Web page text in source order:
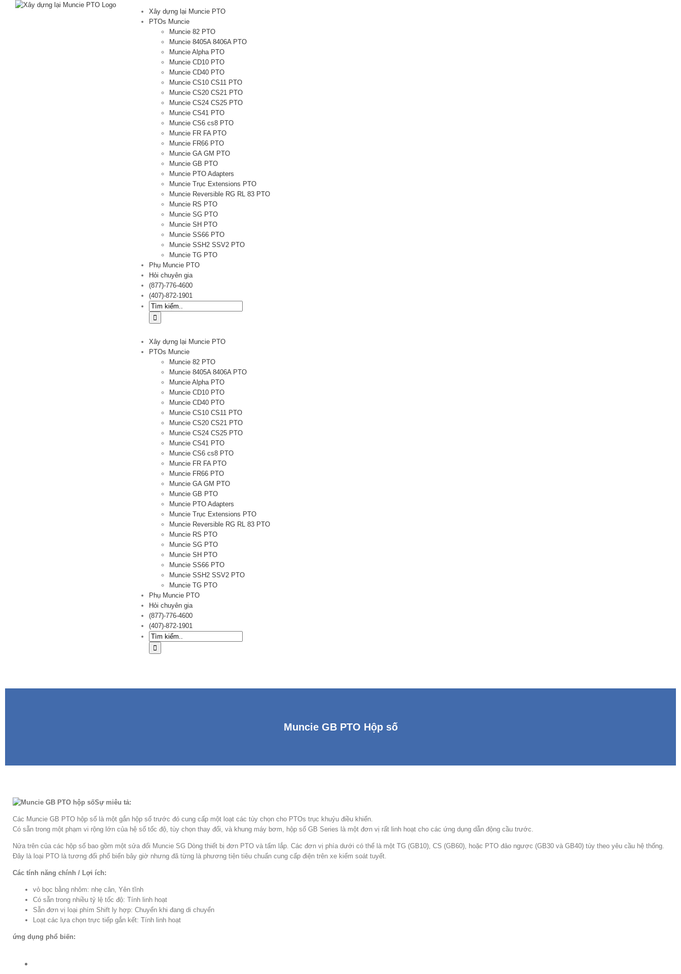
Xây dựng lại Muncie PTO
PTOs Muncie
Muncie 82 PTO
Muncie 8405A 8406A PTO
Muncie Alpha PTO
Muncie CD10 PTO
Muncie CD40 PTO
Muncie CS10 CS11 PTO
Muncie CS20 CS21 PTO
Muncie CS24 CS25 PTO
Muncie CS41 PTO
Muncie CS6 cs8 PTO
Muncie FR FA PTO
Muncie FR66 PTO
Muncie GA GM PTO
Muncie GB PTO
Muncie PTO Adapters
Muncie Trục Extensions PTO
Muncie Reversible RG RL 83 PTO
Muncie RS PTO
Muncie SG PTO
Muncie SH PTO
Muncie SS66 PTO
Muncie SSH2 SSV2 PTO
Muncie TG PTO
Phụ Muncie PTO
Hỏi chuyên gia
(877)-776-4600
(407)-872-1901
Tìm
kiếm:
Xây dựng lại Muncie PTO
PTOs Muncie
Muncie 82 PTO
Muncie 8405A 8406A PTO
Muncie Alpha PTO
Muncie CD10 PTO
Muncie CD40 PTO
Muncie CS10 CS11 PTO
Muncie CS20 CS21 PTO
Muncie CS24 CS25 PTO
Muncie CS41 PTO
Muncie CS6 cs8 PTO
Muncie FR FA PTO
Muncie FR66 PTO
Muncie GA GM PTO
Muncie GB PTO
Muncie PTO Adapters
Muncie Trục Extensions PTO
Muncie Reversible RG RL 83 PTO
Muncie RS PTO
Muncie SG PTO
Muncie SH PTO
Muncie SS66 PTO
Muncie SSH2 SSV2 PTO
Muncie TG PTO
Phụ Muncie PTO
Hỏi chuyên gia
(877)-776-4600
(407)-872-1901
Tìm
kiếm:
Muncie GB PTO Hộp số
Sự miêu tả:
Các Muncie GB PTO hộp số là một gắn hộp số trước đó cung cấp một loạt các tùy chọn cho PTOs trục khuỷu điều khiển.
Có sẵn trong một phạm vi rộng lớn của hệ số tốc độ, tùy chọn thay đổi, và khung máy bơm, hộp số GB Series là một đơn vị rất linh hoạt cho các ứng dụng dẫn động cầu trước.
Nửa trên của các hộp số bao gồm một sửa đổi Muncie SG Dòng thiết bị đơn PTO và tấm lắp. Các đơn vị phía dưới có thể là một TG (GB10), CS (GB60), hoặc PTO đảo ngược (GB30 và GB40) tùy theo yêu cầu hệ thống.
Đây là loại PTO là tương đối phổ biến bây giờ nhưng đã từng là phương tiện tiêu chuẩn cung cấp điện trên xe kiểm soát tuyết.
Các tính năng chính / Lợi ích:
vỏ bọc bằng nhôm: nhẹ cân, Yên tĩnh
Có sẵn trong nhiều tỷ lệ tốc độ: Tính linh hoạt
Sẵn đơn vị loại phím Shift ly hợp: Chuyển khi đang di chuyển
Loạt các lựa chọn trực tiếp gắn kết: Tính linh hoạt
ứng dụng phổ biến: